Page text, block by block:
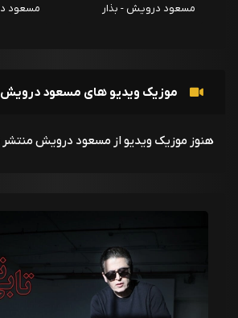
مسعود درویش - بذار
مسعود
موزیک ویدیو های مسعود درویش
هنوز موزیک ویدیو از مسعود درویش